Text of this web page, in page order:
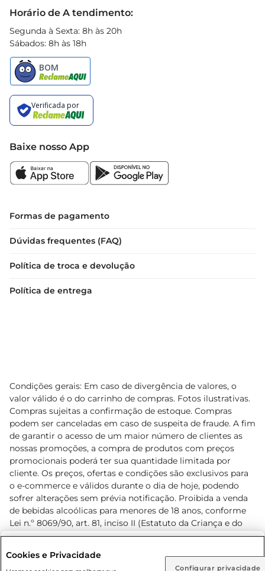
Horário de A tendimento:
Segunda à Sexta: 8h às 20h
Sábados: 8h às 18h
Baixe nosso App
Formas de pagamento
Dúvidas frequentes (FAQ)
Política de troca e devolução
Política de entrega
Condições gerais: Em caso de divergência de valores, o
valor válido é o do carrinho de compras. Fotos ilustrativas.
Compras sujeitas a confirmação de estoque. Compras
podem ser canceladas em caso de suspeita de fraude. A fim
de garantir o acesso de um maior número de clientes as
nossas promoções, a compra de produtos com preços
promocionais poderá ter sua quantidade limitada por
cliente. Os preços, ofertas e condições são exclusivos para
o e-commerce e válidos durante o dia de hoje, podendo
sofrer alterações sem prévia notificação. Proibida a venda
de bebidas alcoólicas para menores de 18 anos, conforme
Lei n.º 8069/90, art. 81, inciso II (Estatuto da Criança e do
Adolescente). Preços e condições exclusivos para o
prévio. O valor mínimo para as compras on-line é de R$
Cookies e Privacidade
Configurar privacidade